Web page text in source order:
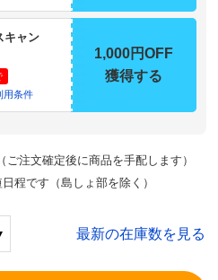
キャン
用条件
1,000円OFF
獲得する
（ご注文確定後に商品を手配します）
程です（島しょ部を除く）
最新の在庫数を見る